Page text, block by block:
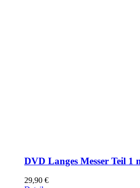
DVD Langes Messer Teil 1
29,90 €